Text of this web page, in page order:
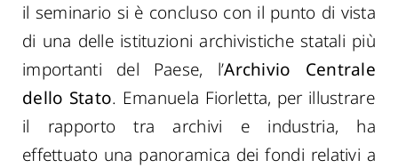
il seminario si è concluso con il punto di vista
di una delle istituzioni archivistiche statali più
importanti del Paese, l’Archivio Centrale
dello Stato. Emanuela Fiorletta, per illustrare
il rapporto tra archivi e industria, ha
effettuato una panoramica dei fondi relativi a